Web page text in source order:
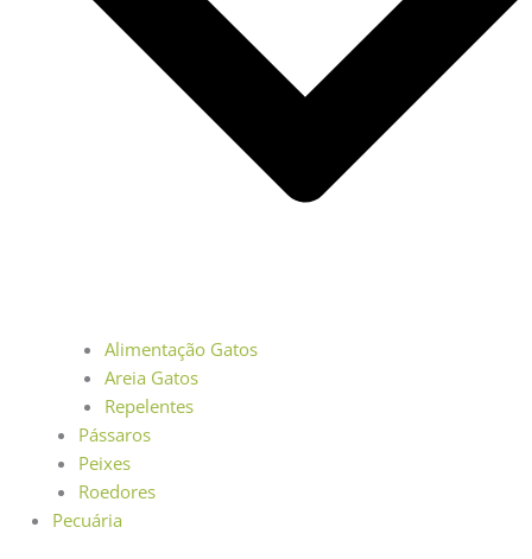
Alimentação Gatos
Areia Gatos
Repelentes
Pássaros
Peixes
Roedores
Pecuária